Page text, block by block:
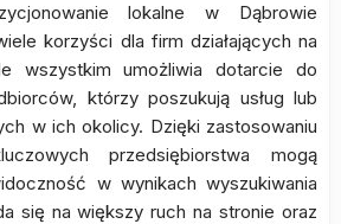
lokalne w Dąbrowie
korzyści dla firm działających na
wszystkim umożliwia dotarcie do
którzy poszukują usług lub
w ich okolicy. Dzięki zastosowaniu
przedsiębiorstwa mogą
w wynikach wyszukiwania
się na większy ruch na stronie oraz